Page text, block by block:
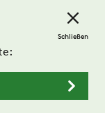
Schließen